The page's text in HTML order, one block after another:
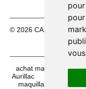
vous
© 2026 CASH FÊTES.
achat maquillage
Aurillac
acheter
maquillage à Avignon